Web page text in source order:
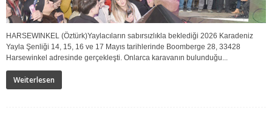
HARSEWINKEL (Öztürk)Yaylacıların sabırsızlıkla beklediği 2026 Karadeniz
Yayla Şenliği 14, 15, 16 ve 17 Mayıs tarihlerinde Boomberge 28, 33428
Harsewinkel adresinde gerçekleşti. Onlarca karavanın bulunduğu...
Weiterlesen